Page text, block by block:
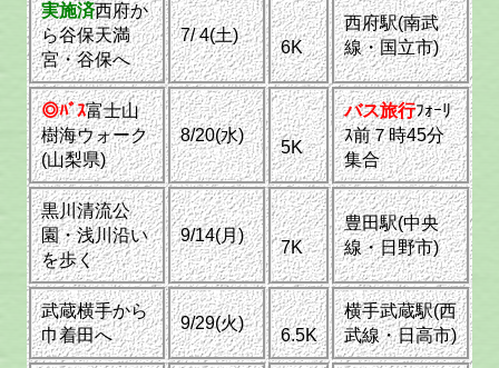
実施済西府か
ら谷保天満
宮・谷保へ
7/ 4(土)
6K
西府駅(南武
線・国立市)
◎ﾊﾞｽ富士山
樹海ウォーク
(山梨県)
8/20(水)
5K
バス旅行ﾌｫｰﾘ
ｽ前７時45分
集合
黒川清流公
園・浅川沿い
を歩く
9/14(月)
7K
豊田駅(中央
線・日野市)
武蔵横手から
巾着田へ
9/29(火)
6.5K
横手武蔵駅(西
武線・日高市)